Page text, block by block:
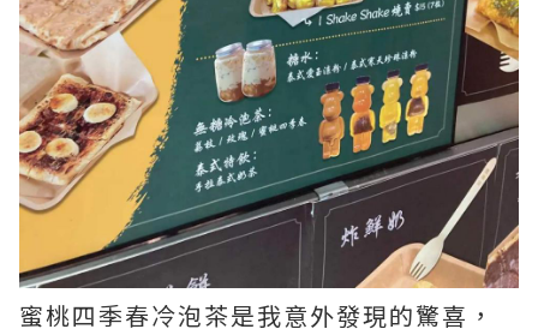
蜜桃四季春冷泡茶是我意外發現的驚喜，